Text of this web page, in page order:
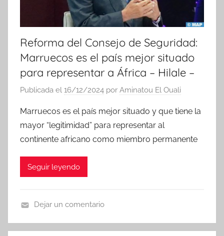
Reforma del Consejo de Seguridad:
Marruecos es el país mejor situado
para representar a África – Hilale –
Publicada el 16/12/2024 por Aminatou El Ouali
Marruecos es el país mejor situado y que tiene la
mayor “legitimidad” para representar al
continente africano como miembro permanente
Seguir leyendo
o
Dejar un comentario